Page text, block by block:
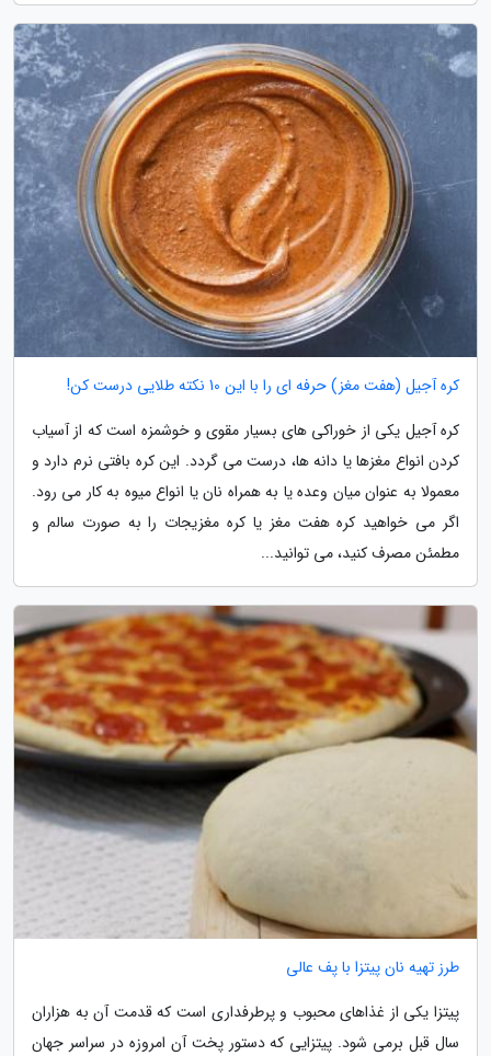
کره آجیل (هفت مغز) حرفه ای را با این 10 نکته طلایی درست کن!
کره آجیل یکی از خوراکی های بسیار مقوی و خوشمزه است که از آسیاب
کردن انواع مغزها یا دانه ها، درست می گردد. این کره بافتی نرم دارد و
معمولا به عنوان میان وعده یا به همراه نان یا انواع میوه به کار می رود.
اگر می خواهید کره هفت مغز یا کره مغزیجات را به صورت سالم و
مطمئن مصرف کنید، می توانید...
طرز تهیه نان پیتزا با پف عالی
پیتزا یکی از غذاهای محبوب و پرطرفداری است که قدمت آن به هزاران
سال قبل برمی شود. پیتزایی که دستور پخت آن امروزه در سراسر جهان